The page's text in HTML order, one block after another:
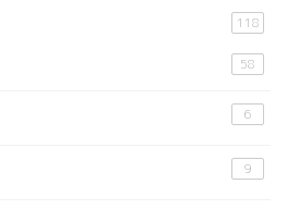
118
58
6
9